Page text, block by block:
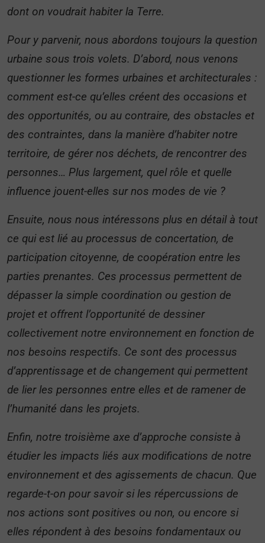
dont on voudrait habiter la Terre.
Pour y parvenir, nous abordons toujours la question
urbaine sous trois volets. D’abord, nous venons
questionner les formes urbaines et architecturales :
comment est-ce qu’elles créent des occasions et
des opportunités, ou au contraire, des obstacles et
des contraintes, dans la manière d’habiter notre
territoire, de gérer nos déchets, de rencontrer des
personnes… Plus largement, quel rôle et quelle
influence jouent-elles sur nos modes de vie ?
Ensuite, nous nous intéressons plus en détail à tout
ce qui est lié au processus de concertation, de
participation citoyenne, de coopération entre les
parties prenantes. Ces processus permettent de
dépasser la simple coordination ou gestion de
projet et offrent l’opportunité de dessiner
collectivement notre environnement en fonction de
nos besoins respectifs. Ce sont des processus
d’apprentissage et de changement qui permettent
de lier les personnes entre elles et de ramener de
l’humanité dans les projets.
Enfin, notre troisième axe d’approche consiste à
étudier les impacts liés aux modifications de notre
environnement et des agissements de chacun. Que
regarde-t-on pour savoir si les répercussions de
nos actions sont positives ou non, ou encore si
elles répondent à des besoins fondamentaux ou